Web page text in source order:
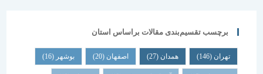
برچسب تقسیم‌بندی مقالات براساس استان
همدان اصفهان (20) بوشهر